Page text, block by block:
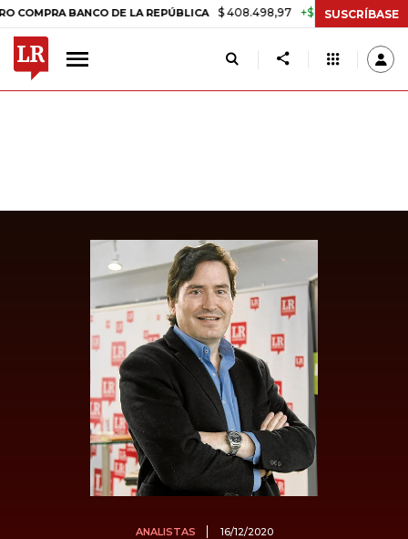
BANCO DE LA REPÚBLICA $ 408.498,97 +$ 8.753,81 +2,19%
SUSCRÍBASE
ANALISTAS 16/12/2020